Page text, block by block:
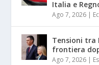
Italia e
Ago 7, 2026
Tensioni tra
frontiera
Ago 7, 2026